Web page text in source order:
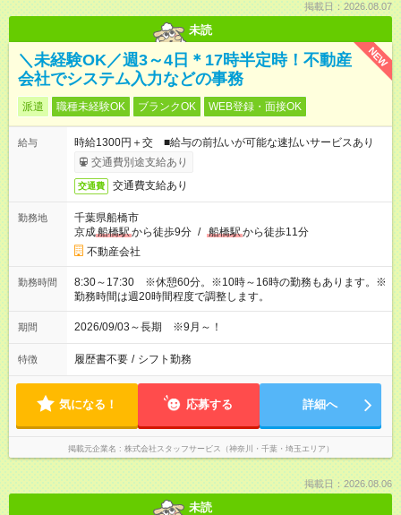
掲載日：2026.08.07
未読
NEW
＼未経験OK／週3～4日＊17時半定時！不動産
会社でシステム入力などの事務
派遣 職種未経験OK ブランクOK WEB登録・面接OK
給与
時給1300円＋交 ■給与の前払いが可能な速払いサービスあり
交通費別途支給あり
交通費 交通費支給あり
勤務地
千葉県船橋市
京成船橋駅から徒歩9分 / 船橋駅から徒歩11分
不動産会社
勤務時間
8:30～17:30 ※休憩60分。※10時～16時の勤務もあります。※
勤務時間は週20時間程度で調整します。
期間 2026/09/03～長期 ※9月～！
特徴 履歴書不要 / シフト勤務
気になる！ 応募する 詳細へ
掲載元企業名 株式会社スタッフサービス（神奈川・千葉・埼玉エリア）
掲載日：2026.08.06
未読